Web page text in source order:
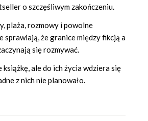
o szczęśliwym zakończeniu.
plaża, rozmowy i powolne
sprawiają, że granice między fikcją a
się rozmywać.
książkę, ale do ich życia wdziera się
z nich nie planowało.